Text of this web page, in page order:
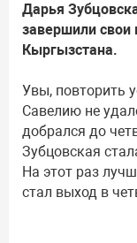
Дарья
завершили свои
Кыргызстана.
Увы, повторить
Савелию не
добрался до
Зубцовская
На этот раз
стал выход в